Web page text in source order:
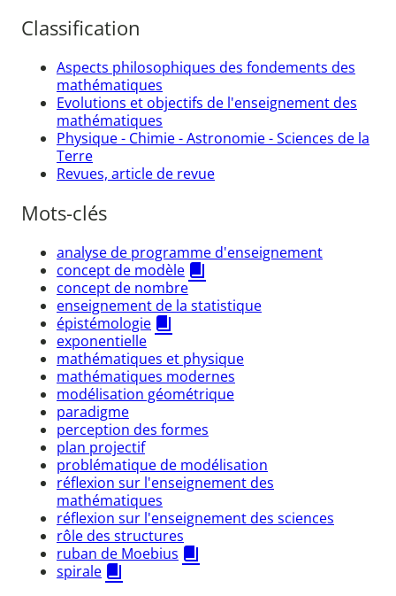
Classification
Aspects philosophiques des fondements des
mathématiques
Evolutions et objectifs de l'enseignement des
mathématiques
Physique - Chimie - Astronomie - Sciences de la
Terre
Revues, article de revue
Mots-clés
analyse de programme d'enseignement
concept de modèle
concept de nombre
enseignement de la statistique
épistémologie
exponentielle
mathématiques et physique
mathématiques modernes
modélisation géométrique
paradigme
perception des formes
plan projectif
problématique de modélisation
réflexion sur l'enseignement des
mathématiques
réflexion sur l'enseignement des sciences
rôle des structures
ruban de Moebius
spirale